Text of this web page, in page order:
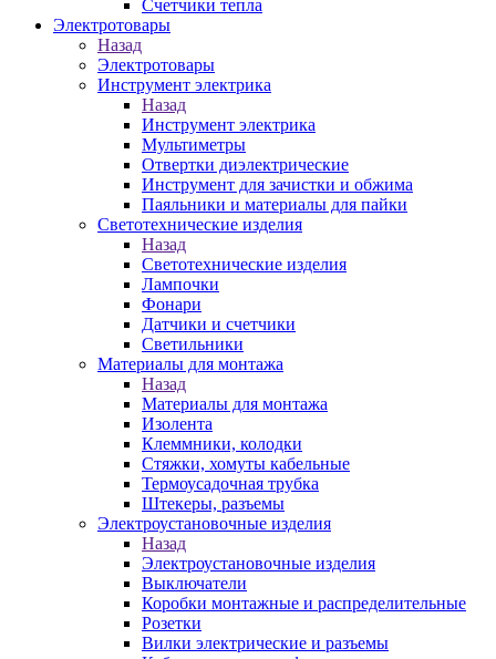
Счетчики тепла
Электротовары
Назад
Электротовары
Инструмент электрика
Назад
Инструмент электрика
Мультиметры
Отвертки диэлектрические
Инструмент для зачистки и обжима
Паяльники и материалы для пайки
Светотехнические изделия
Назад
Светотехнические изделия
Лампочки
Фонари
Датчики и счетчики
Светильники
Материалы для монтажа
Назад
Материалы для монтажа
Изолента
Клеммники, колодки
Стяжки, хомуты кабельные
Термоусадочная трубка
Штекеры, разъемы
Электроустановочные изделия
Назад
Электроустановочные изделия
Выключатели
Коробки монтажные и распределительные
Розетки
Вилки электрические и разъемы